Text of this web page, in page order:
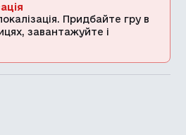
Придбайте гру в
завантажуйте і